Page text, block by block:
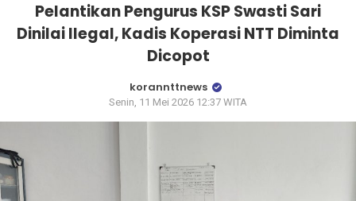
Pelantikan Pengurus KSP Swasti Sari
Dinilai Ilegal, Kadis Koperasi NTT Diminta
Dicopot
korannttnews
Senin, 11 Mei 2026 12:37 WITA